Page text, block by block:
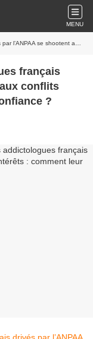
MENU
d’intérêts : comment leur faire confiance ?
français
conflits
?